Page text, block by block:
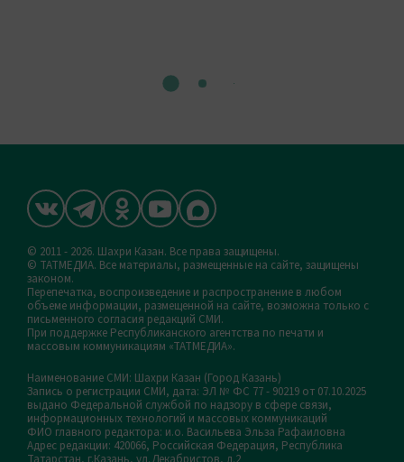
© 2011 - 2026. Шахри Казан. Все права защищены.
© ТАТМЕДИА. Все материалы, размещенные на сайте, защищены
законом.
Перепечатка, воспроизведение и распространение в любом
объеме информации, размещенной на сайте, возможна только с
письменного согласия редакций СМИ.
При поддержке Республиканского агентства по печати и
массовым коммуникациям «ТАТМЕДИА».
Наименование СМИ: Шахри Казан (Город Казань)
Запись о регистрации СМИ, дата: ЭЛ № ФС 77 - 90219 от 07.10.2025
выдано Федеральной службой по надзору в сфере связи,
информационных технологий и массовых коммуникаций
ФИО главного редактора: и.о. Васильева Эльза Рафаиловна
Адрес редакции: 420066, Российская Федерация, Республика